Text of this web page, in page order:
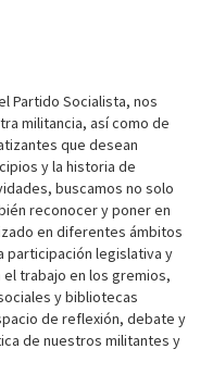
Partido Socialista, nos
militancia, así como de
que desean
y la historia de
buscamos no solo
reconocer y poner en
en diferentes ámbitos
participación legislativa y
trabajo en los gremios,
y bibliotecas
de reflexión, debate y
de nuestros militantes y